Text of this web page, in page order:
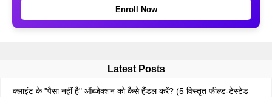
Enroll Now
Latest Posts
क्लाइंट के "पैसा नहीं है" ऑब्जेक्शन को कैसे हैंडल करें? (5 विस्तृत फील्ड-टेस्टेड